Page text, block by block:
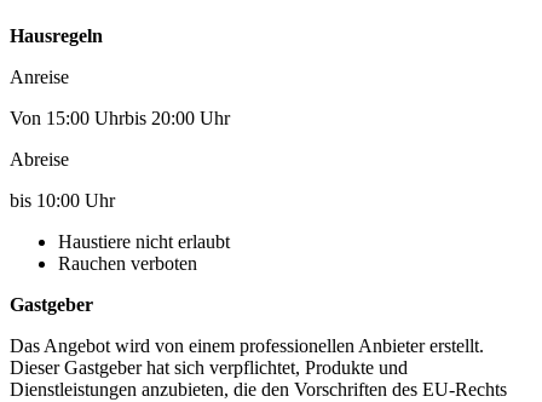
Hausregeln
Anreise
Von 15:00 Uhrbis 20:00 Uhr
Abreise
bis 10:00 Uhr
Haustiere nicht erlaubt
Rauchen verboten
Gastgeber
Das Angebot wird von einem professionellen Anbieter erstellt.
Dieser Gastgeber hat sich verpflichtet, Produkte und
Dienstleistungen anzubieten, die den Vorschriften des EU-Rechts